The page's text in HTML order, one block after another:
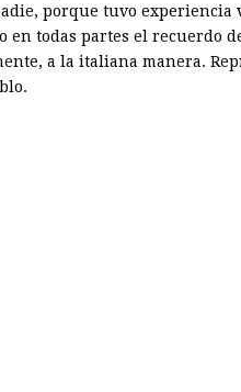
porque tuvo experiencia
en todas partes el recuerdo
a la italiana manera.